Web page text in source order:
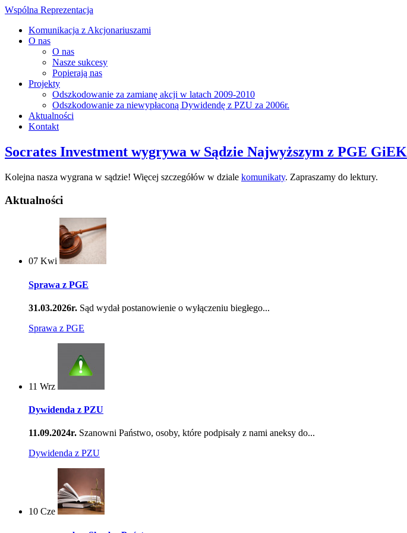
Wspólna Reprezentacja
Komunikacja z Akcjonariuszami
O nas
O nas
Nasze sukcesy
Popierają nas
Projekty
Odszkodowanie za zamianę akcji w latach 2009-2010
Odszkodowanie za niewypłaconą Dywidendę z PZU za 2006r.
Aktualności
Kontakt
Socrates Investment wygrywa w Sądzie Najwyższym z PGE GiEK
Kolejna nasza wygrana w sądzie! Więcej szczegółów w dziale komunikaty. Zapraszamy do lektury.
Aktualności
07 Kwi
Sprawa z PGE
31.03.2026r. Sąd wydał postanowienie o wyłączeniu biegłego...
Sprawa z PGE
11 Wrz
Dywidenda z PZU
11.09.2024r. Szanowni Państwo, osoby, które podpisały z nami aneksy do...
Dywidenda z PZU
10 Cze